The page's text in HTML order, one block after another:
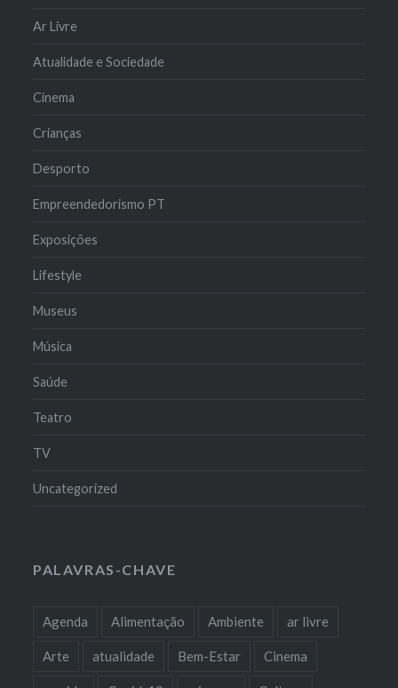
Ar Livre
Atualidade e Sociedade
Cinema
Crianças
Desporto
Empreendedorismo PT
Exposições
Lifestyle
Museus
Música
Saúde
Teatro
TV
Uncategorized
PALAVRAS-CHAVE
Agenda Alimentação Ambiente ar livre
Arte atualidade Bem-Estar Cinema